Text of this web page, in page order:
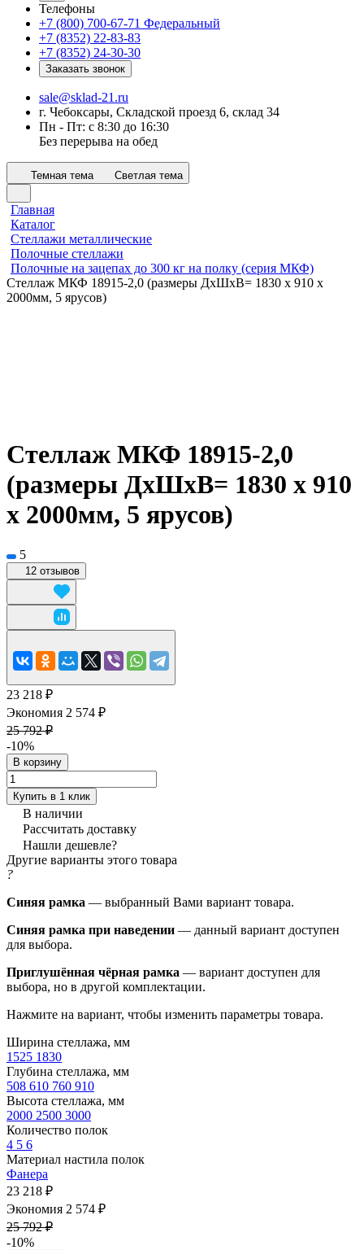
Телефоны
+7 (800) 700-67-71 Федеральный
+7 (8352) 22-83-83
+7 (8352) 24-30-30
Заказать звонок
sale@sklad-21.ru
г. Чебоксары, Складской проезд 6, склад 34
Пн - Пт: с 8:30 до 16:30
Без перерыва на обед
Темная тема Светлая тема
Главная
Каталог
Стеллажи металлические
Полочные стеллажи
Полочные на зацепах до 300 кг на полку (серия МКФ)
Стеллаж МКФ 18915-2,0 (размеры ДхШхВ= 1830 x 910 x
2000мм, 5 ярусов)
Стеллаж МКФ 18915-2,0
(размеры ДхШхВ= 1830 x 910
x 2000мм, 5 ярусов)
5
12 отзывов
23 218 ₽
Экономия 2 574 ₽
25 792 ₽
-10%
В корзину
Купить в 1 клик
В наличии
Рассчитать доставку
Нашли дешевле?
Другие варианты этого товара
?
Синяя рамка — выбранный Вами вариант товара.
Синяя рамка при наведении — данный вариант доступен
для выбора.
Приглушённая чёрная рамка — вариант доступен для
выбора, но в другой комплектации.
Нажмите на вариант, чтобы изменить параметры товара.
Ширина стеллажа, мм
1525 1830
Глубина стеллажа, мм
508 610 760 910
Высота стеллажа, мм
2000 2500 3000
Количество полок
4 5 6
Материал настила полок
Фанера
23 218 ₽
Экономия 2 574 ₽
25 792 ₽
-10%